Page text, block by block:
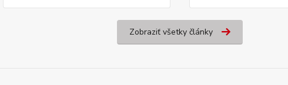
Zobraziť všetky články